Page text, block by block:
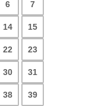
6 7
14 15
22 23
30 31
38 39